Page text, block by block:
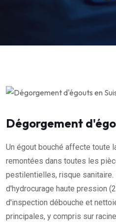
Dégorgement
Un égout bouché affecte toute
remontées dans toutes les
pestilentielles, risque sanitaire.
d'hydrocurage haute pression
d'inspection débouche et
principales, y compris sur